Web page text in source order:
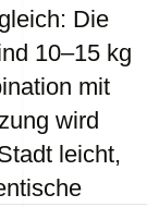
Die
10–15 kg
mit
wird
leicht,